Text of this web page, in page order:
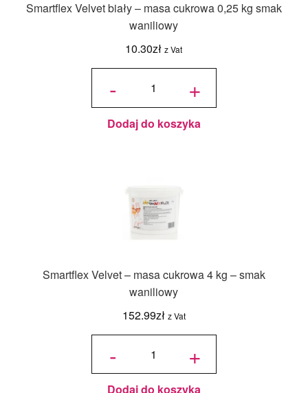
Smartflex Velvet biały – masa cukrowa 0,25 kg smak
waniliowy
10.30zł z Vat
-
ilość
biały -
masa
cukrowa
0,25 kg
smak
+
Dodaj do koszyka
Smartflex Velvet – masa cukrowa 4 kg – smak
waniliowy
152.99zł z Vat
-
ilość
masa
cukrowa
4 kg -
smak
waniliowy
+
Dodaj do koszyka